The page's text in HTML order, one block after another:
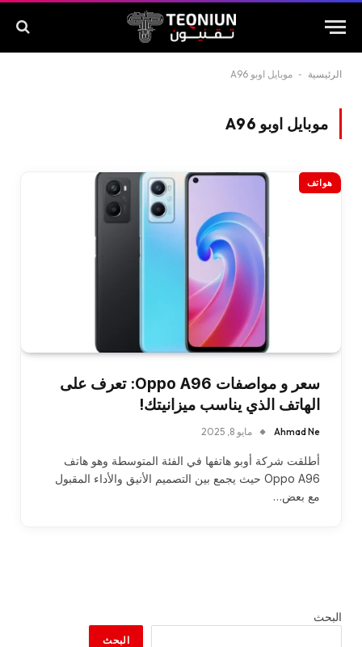
الرئيسية - موبايل اوبو A96
موبايل اوبو A96
هواتف
سعر و مواصفات Oppo A96: تعرف على
الهاتف الذي يناسب ميزانيتك!
Ahmad Ne مايو 8, 2025
أطلقت شركة أوبو هاتفها في الفئة المتوسطة وهو هاتف
Oppo A96 حيث يجمع بين التصميم الأنيق والأداء المقبول
مع بعض…
البحث
البحث